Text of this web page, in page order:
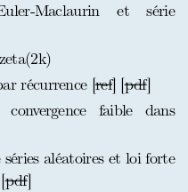
Maclaurin et série
récurrence [ref] [pdf]
faible dans
séries aléatoires et loi forte
pdf]